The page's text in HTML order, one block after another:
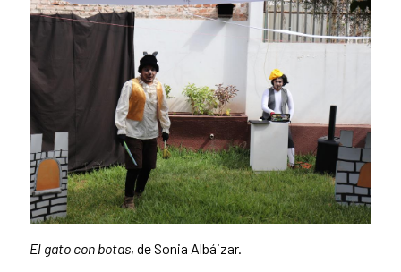
El gato con botas, de Sonia Albáizar.